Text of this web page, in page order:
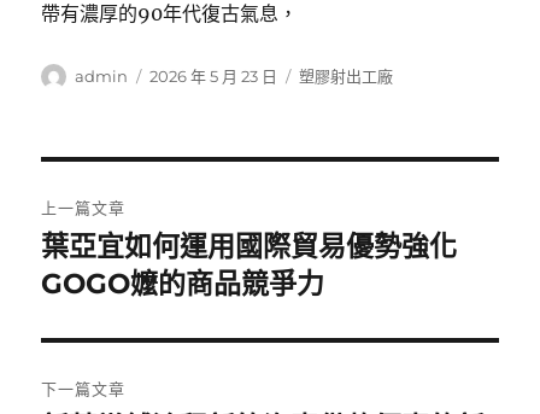
帶有濃厚的90年代復古氣息，
作
admin
發
2026 年 5 月 23 日
分
塑膠射出工廠
章
導
覽
上一篇文章
上
一
文
章:
葉亞宜如何運用國際貿易優勢強化
GOGO嬤的商品競爭力
下一篇文章